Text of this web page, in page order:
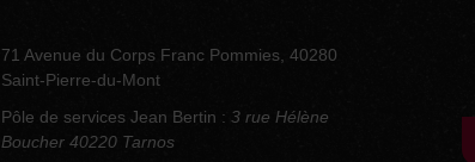
71 Avenue du Corps Franc Pommies, 40280
Saint-Pierre-du-Mont
Pôle de services Jean Bertin : 3 rue Hélène
Boucher 40220 Tarnos